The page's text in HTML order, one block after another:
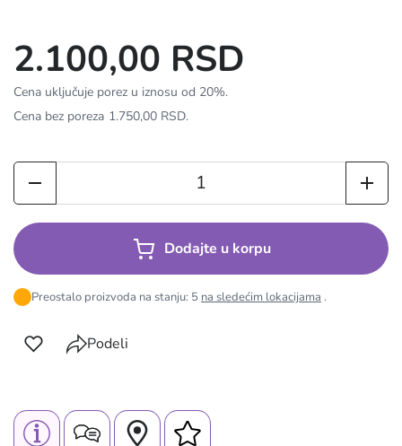
2.100,00 RSD
Cena uključuje porez u iznosu od 20%.
Cena bez poreza 1.750,00 RSD.
Dodajte u korpu
Preostalo proizvoda na stanju: 5 na sledećim lokacijama .
Podeli